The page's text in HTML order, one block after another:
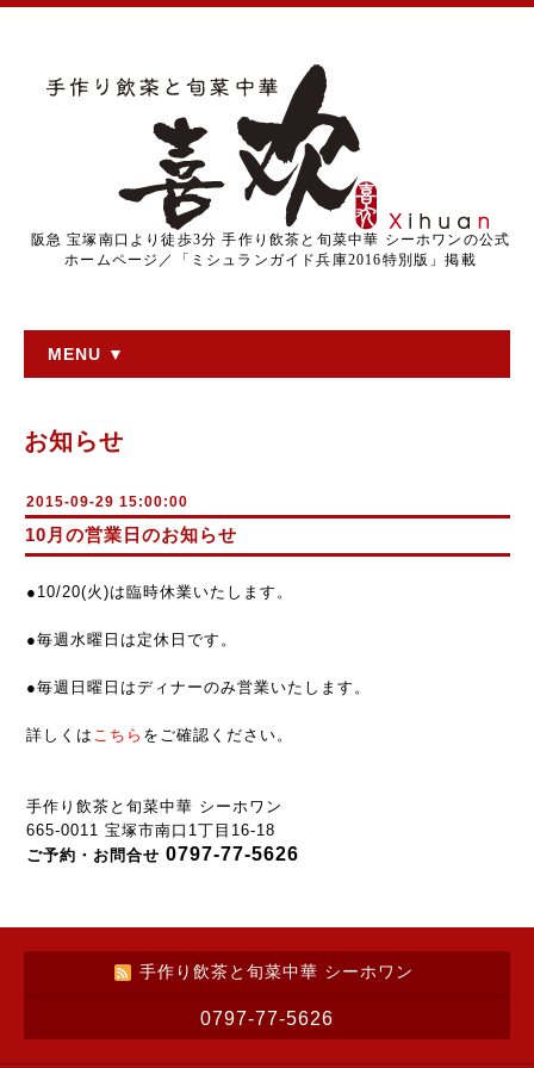
阪急 宝塚南口より徒歩3分 手作り飲茶と旬菜中華 シーホワンの公式
ホームページ／「ミシュランガイド兵庫2016特別版」掲載
MENU ▼
お知らせ
2015-09-29 15:00:00
10月の営業日のお知らせ
●10/20(火 )は臨時休業いたします。
●毎週水曜日は定休日です。
●毎週 日曜日はディナーのみ営業いたします。
詳しくは こちら をご確認ください。
手作り飲茶と旬菜中華 シーホワン
665-0011 宝塚市南口1丁目16-18
ご予約・お問合せ 0797-77-5626
手作り飲茶と旬菜中華 シーホワン
0797-77-5626